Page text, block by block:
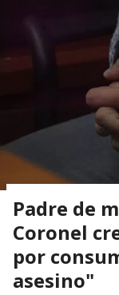
Padre de
Coronel
por
asesino"